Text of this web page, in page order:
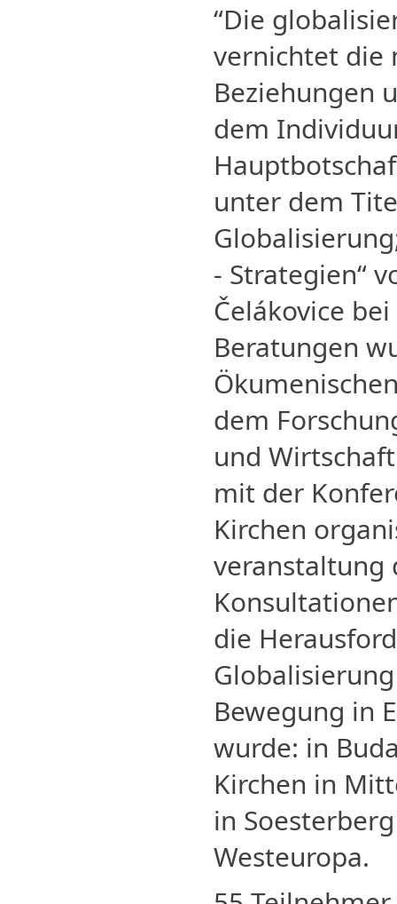
“Die
vernichtet die
Beziehungen
dem
unter dem
- Strategien“
Čelákovice
Beratungen
dem
und
mit der
Kirchen
veranstaltung
die
Bewegung in
wurde: in
Kirchen in
in
Westeuropa.